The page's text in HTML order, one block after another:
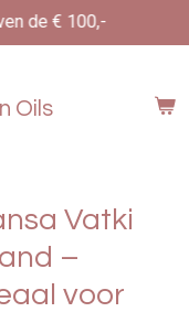
de € 100,-
Oils
Vatki
–
voor